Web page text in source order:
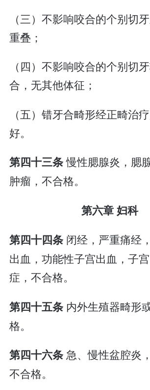
（三）不影响咬合的个别切
重叠；
（四）不影响咬合的个别切
合，无其他体征；
（五）错牙合畸形经正畸治
好。
第四十三条慢性腮腺炎，腮
肿瘤，不合格。
第六章 妇科
第四十四条 闭经，严重痛经
出血，功能性子宫出血，子
症，不合格。
第四十五条 内外生殖器畸形
格。
第四十六条急、慢性盆腔炎
不合格。